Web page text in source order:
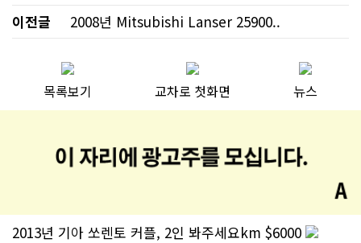
이전글
2008년 Mitsubishi Lanser 25900..
목록보기 교차로 첫화면 뉴스
2013년 기아 쏘렌토 커플, 2인 봐주세요km $6000